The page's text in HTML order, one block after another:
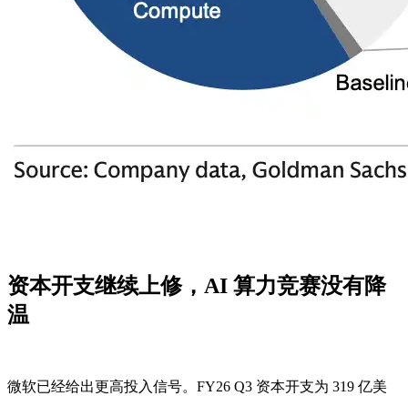
资本开支继续上修，AI 算力竞赛没有降
温
微软已经给出更高投入信号。FY26 Q3 资本开支为 319 亿美